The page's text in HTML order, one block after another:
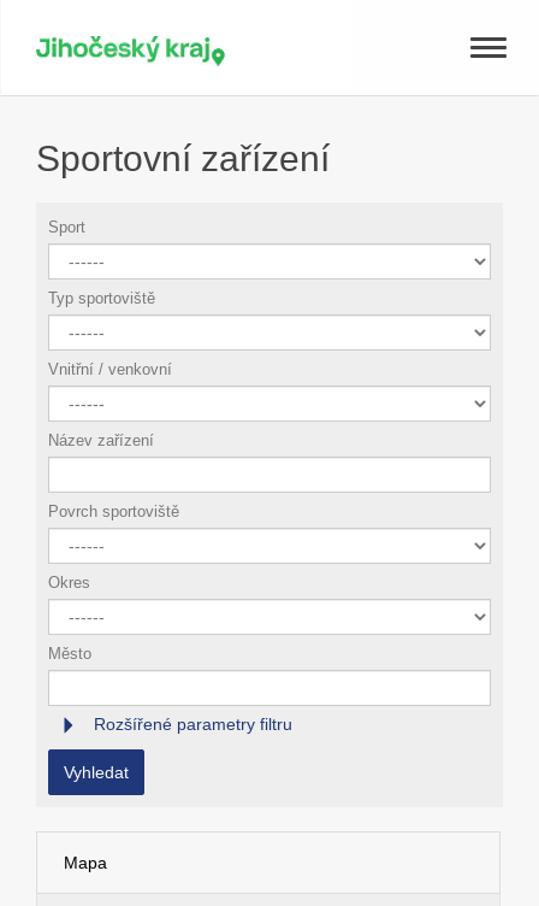
Toggle
Sportovní zařízení
Sport
Typ sportoviště
Vnitřní / venkovní
Název zařízení
Povrch sportoviště
Okres
Město
Rozšířené parametry filtru
Vyhledat
Mapa